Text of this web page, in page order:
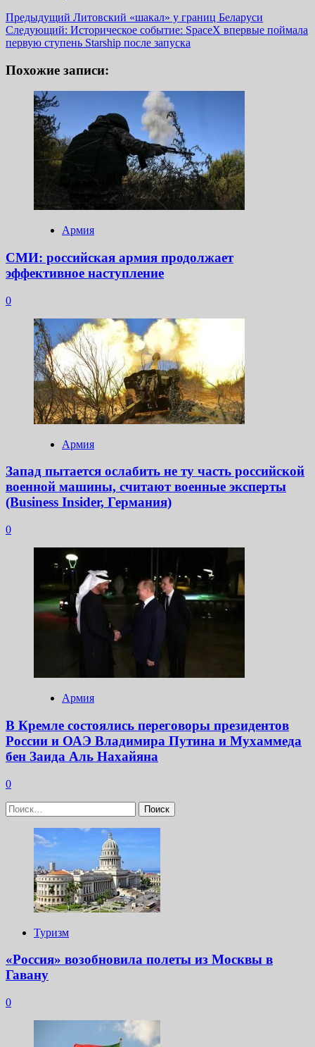
Навигация
записи
Предыдущий Литовский «шакал» у границ Беларуси
Следующий: Историческое событие: SpaceX впервые поймала
первую ступень Starship после запуска
Похожие записи:
Армия
СМИ: российская армия продолжает
эффективное наступление
0
Армия
Запад пытается ослабить не ту часть российской
военной машины, считают военные эксперты
(Business Insider, Германия)
0
Армия
В Кремле состоялись переговоры президентов
России и ОАЭ Владимира Путина и Мухаммеда
бен Заида Аль Нахайяна
0
Найти:
Туризм
«Россия» возобновила полеты из Москвы в
Гавану
0